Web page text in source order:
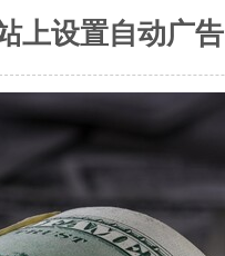
上设置自动广告